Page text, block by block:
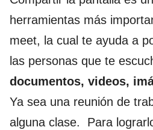
herramientas más
meet, la cual te ayuda a
las personas que te
documentos, videos,
Ya sea una reunión de
alguna clase. Para